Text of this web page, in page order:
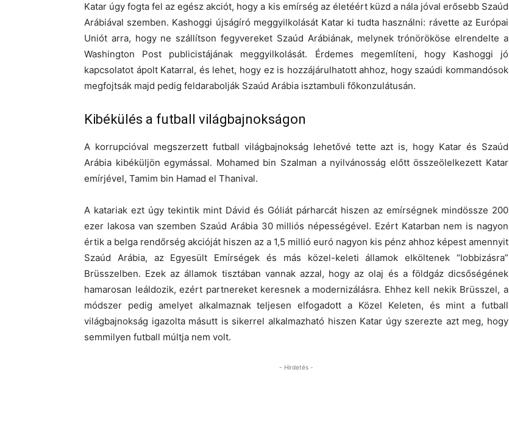
Katar úgy fogta fel az egész akciót, hogy a kis emírség az életéért küzd a nála jóval erősebb Szaúd
Arábiával szemben. Kashoggi újságíró meggyilkolását Katar ki tudta használni: rávette az Európai
Uniót arra, hogy ne szállítson fegyvereket Szaúd Arábiának, melynek trónörököse elrendelte a
Washington Post publicistájának meggyilkolását. Érdemes megemlíteni, hogy Kashoggi jó
kapcsolatot ápolt Katarral, és lehet, hogy ez is hozzájárulhatott ahhoz, hogy szaúdi kommandósok
megfojtsák majd pedig feldarabolják Szaúd Arábia isztambuli főkonzulátusán.
Kibékülés a futball világbajnokságon
A korrupcióval megszerzett futball világbajnokság lehetővé tette azt is, hogy Katar és Szaúd
Arábia kibéküljön egymással. Mohamed bin Szalman a nyilvánosság előtt összeölelkezett Katar
emírjével, Tamim bin Hamad el Thanival.
A katariak ezt úgy tekintik mint Dávid és Góliát párharcát hiszen az emírségnek mindössze 200
ezer lakosa van szemben Szaúd Arábia 30 milliós népességével. Ezért Katarban nem is nagyon
értik a belga rendőrség akcióját hiszen az a 1,5 millió euró nagyon kis pénz ahhoz képest amennyit
Szaúd Arábia, az Egyesült Emírségek és más közel-keleti államok elköltenek “lobbizásra”
Brüsszelben. Ezek az államok tisztában vannak azzal, hogy az olaj és a földgáz dicsőségének
hamarosan leáldozik, ezért partnereket keresnek a modernizálásra. Ehhez kell nekik Brüsszel, a
módszer pedig amelyet alkalmaznak teljesen elfogadott a Közel Keleten, és mint a futball
világbajnokság igazolta másutt is sikerrel alkalmazható hiszen Katar úgy szerezte azt meg, hogy
semmilyen futball múltja nem volt.
- Hirdetés -